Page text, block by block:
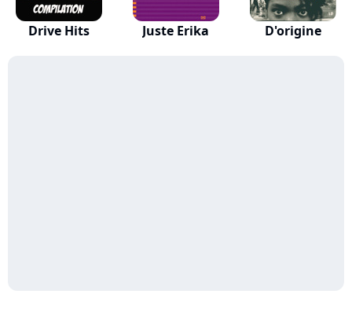
Drive Hits Juste Erika D'origine